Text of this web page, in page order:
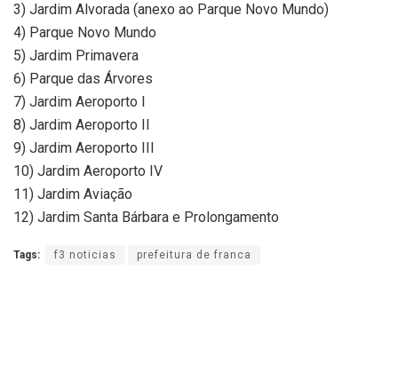
3) Jardim Alvorada (anexo ao Parque Novo Mundo)
4) Parque Novo Mundo
5) Jardim Primavera
6) Parque das Árvores
7) Jardim Aeroporto I
8) Jardim Aeroporto II
9) Jardim Aeroporto III
10) Jardim Aeroporto IV
11) Jardim Aviação
12) Jardim Santa Bárbara e Prolongamento
Tags: f3 noticias prefeitura de franca